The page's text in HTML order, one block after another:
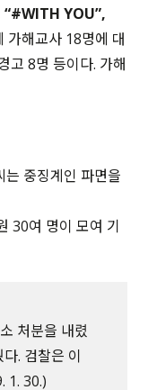
“#WITH YOU”,
가해교사 18명에 대
고 8명 등이다. 가해
는 중징계인 파면을
30여 명이 모여 기
처분을 내렸
. 검찰은 이
1. 30.)